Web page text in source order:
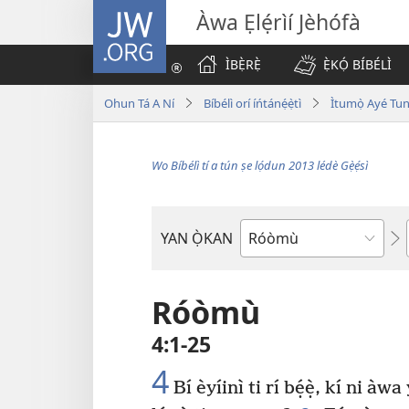
JW.ORG Àwa Ẹlẹ́rìí Jèhófà
ÌBẸ̀RẸ̀
Ẹ̀KỌ́ BÍBÉLÌ
Ohun Tá A Ní Bíbélì orí íńtánẹ́ẹ̀tì Ìtumọ̀ Ayé
Wo Bíbélì tí a tún ṣe lọ́dun 2013 lédè Gẹ̀ẹ́sì
YAN Ọ̀KAN
Ìwé
Róòmù
4:1-25
4 Bí èyíinì ti rí bẹ́ẹ̀, kí ni àwa